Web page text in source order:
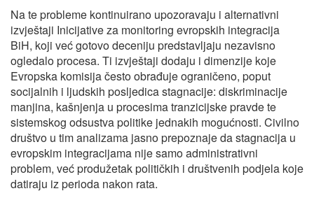
Na te probleme kontinuirano upozoravaju i alternativni
izvještaji Inicijative za monitoring evropskih integracija
BiH, koji već gotovo deceniju predstavljaju nezavisno
ogledalo procesa. Ti izvještaji dodaju i dimenzije koje
Evropska komisija često obrađuje ograničeno, poput
socijalnih i ljudskih posljedica stagnacije: diskriminacije
manjina, kašnjenja u procesima tranzicijske pravde te
sistemskog odsustva politike jednakih mogućnosti. Civilno
društvo u tim analizama jasno prepoznaje da stagnacija u
evropskim integracijama nije samo administrativni
problem, već produžetak političkih i društvenih podjela koje
datiraju iz perioda nakon rata.